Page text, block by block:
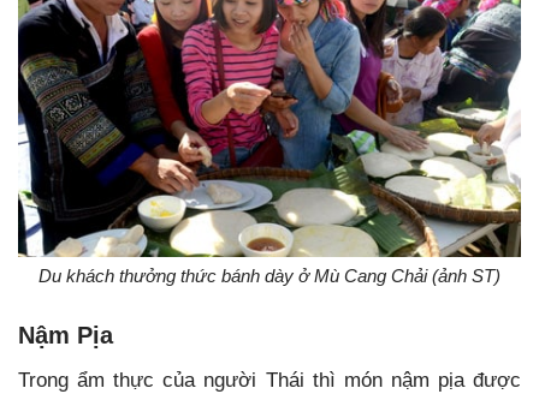
Du khách thưởng thức bánh dày ở Mù Cang Chải (ảnh ST)
Nậm Pịa
Trong ẩm thực của người Thái thì món nậm pịa được